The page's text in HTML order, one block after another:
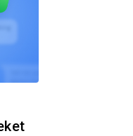
Oszd meg ezt a